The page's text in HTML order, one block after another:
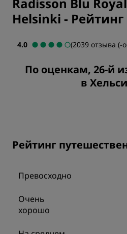
Radisson Blu
Helsinki -
4.0 (2039 отзыва (-
По оценкам, 26-й
в
Рейтинг
Превосходно
Очень
хорошо